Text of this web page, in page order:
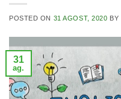
POSTED ON 31 AGOST, 2020 BY
31
ag.